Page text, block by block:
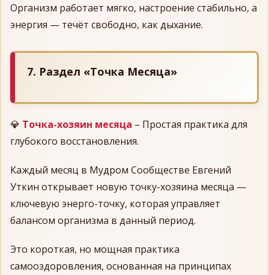
Организм работает мягко, настроение стабильно, а
энергия — течёт свободно, как дыхание.
7. Раздел «Точка Месяца»
💎 Точка-хозяин месяца – Простая практика для
глубокого восстановления.
Каждый месяц в Мудром Сообществе Евгений
Уткин открывает новую точку-хозяина месяца —
ключевую энерго-точку, которая управляет
балансом организма в данный период.
Это короткая, но мощная практика
самооздоровления, основанная на принципах